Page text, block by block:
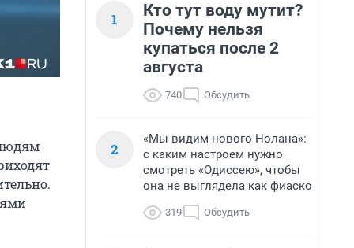
1
Кто тут воду мутит?
Почему нельзя
купаться после 2
августа
740 Обсудить
2
«Мы видим нового Нолана»:
с каким настроем нужно
смотреть «Одиссею», чтобы
она не выглядела как фиаско
319 Обсудить